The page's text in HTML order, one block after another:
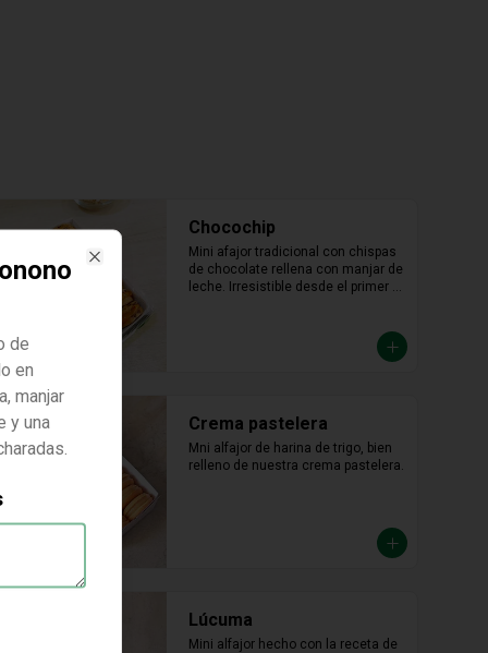
Chocochip
Mini afajor tradicional con chispas
de chocolate rellena con manjar de
leche. Irresistible desde el primer
Crema pastelera
Mni alfajor de harina de trigo, bien
relleno de nuestra crema pastelera.
Lúcuma
Mini alfajor hecho con la receta de
de
en
manjar
y una
Close